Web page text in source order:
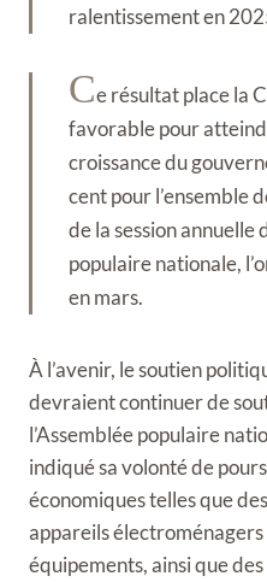
ralentissement en
Ce résultat place la
favorable pour
croissance du
cent pour l’ensemble
de la session annuelle
populaire nationale,
en mars.
À l’avenir, le soutien
devraient continuer de
l’Assemblée populaire
indiqué sa volonté de
économiques telles que
appareils
équipements, ainsi que